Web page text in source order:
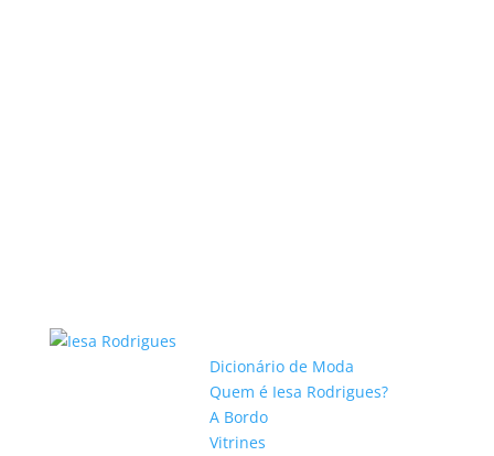
Dicionário de Moda
Quem é Iesa Rodrigues?
A Bordo
Vitrines